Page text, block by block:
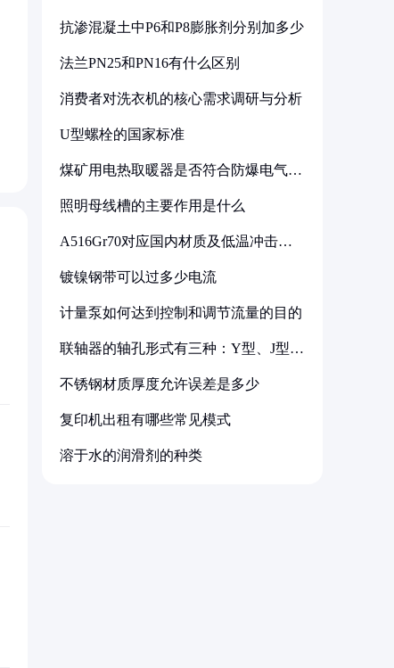
抗渗混凝土中P6和P8膨胀剂分别加多少
法兰PN25和PN16有什么区别
消费者对洗衣机的核心需求调研与分析
U型螺栓的国家标准
煤矿用电热取暖器是否符合防爆电气设
照明母线槽的主要作用是什么
A516Gr70对应国内材质及低温冲击要
镀镍钢带可以过多少电流
计量泵如何达到控制和调节流量的目的
联轴器的轴孔形式有三种：Y型、J型、
不锈钢材质厚度允许误差是多少
复印机出租有哪些常见模式
溶于水的润滑剂的种类